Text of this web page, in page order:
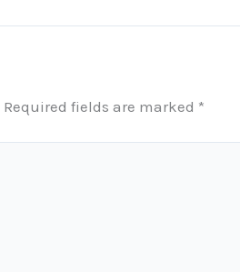
Required fields are marked *